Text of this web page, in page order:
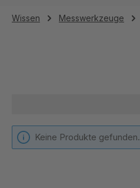
Wissen Messwerkzeuge
Keine Produkte gefunden.